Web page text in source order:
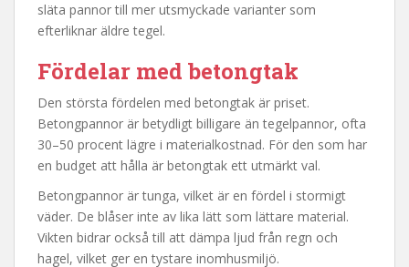
släta pannor till mer utsmyckade varianter som
efterliknar äldre tegel.
Fördelar med betongtak
Den största fördelen med betongtak är priset.
Betongpannor är betydligt billigare än tegelpannor, ofta
30–50 procent lägre i materialkostnad. För den som har
en budget att hålla är betongtak ett utmärkt val.
Betongpannor är tunga, vilket är en fördel i stormigt
väder. De blåser inte av lika lätt som lättare material.
Vikten bidrar också till att dämpa ljud från regn och
hagel, vilket ger en tystare inomhusmiljö.